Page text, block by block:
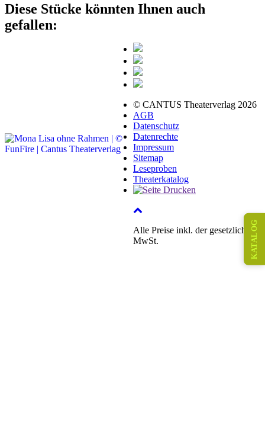
Diese Stücke könnten Ihnen auch
gefallen:
© CANTUS Theaterverlag 2026
AGB
Datenschutz
Datenrechte
Impressum
Sitemap
Leseproben
Theaterkatalog
Alle Preise inkl. der gesetzlichen
MwSt.
KATALOG